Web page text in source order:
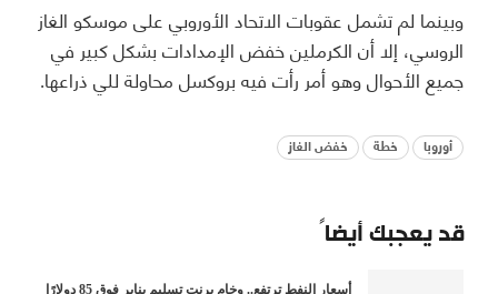
وبينما لم تشمل عقوبات الاتحاد الأوروبي على موسكو الغاز
الروسي، إلا أن الكرملين خفض الإمدادات بشكل كبير في
جميع الأحوال وهو أمر رأت فيه بروكسل محاولة للي ذراعها.
أوروبا خطة خفض الغاز
قد يعجبك أيضاً
أسعار النفط ترتفع.. وخام برنت تسليم يناير فوق 85 دولارًا